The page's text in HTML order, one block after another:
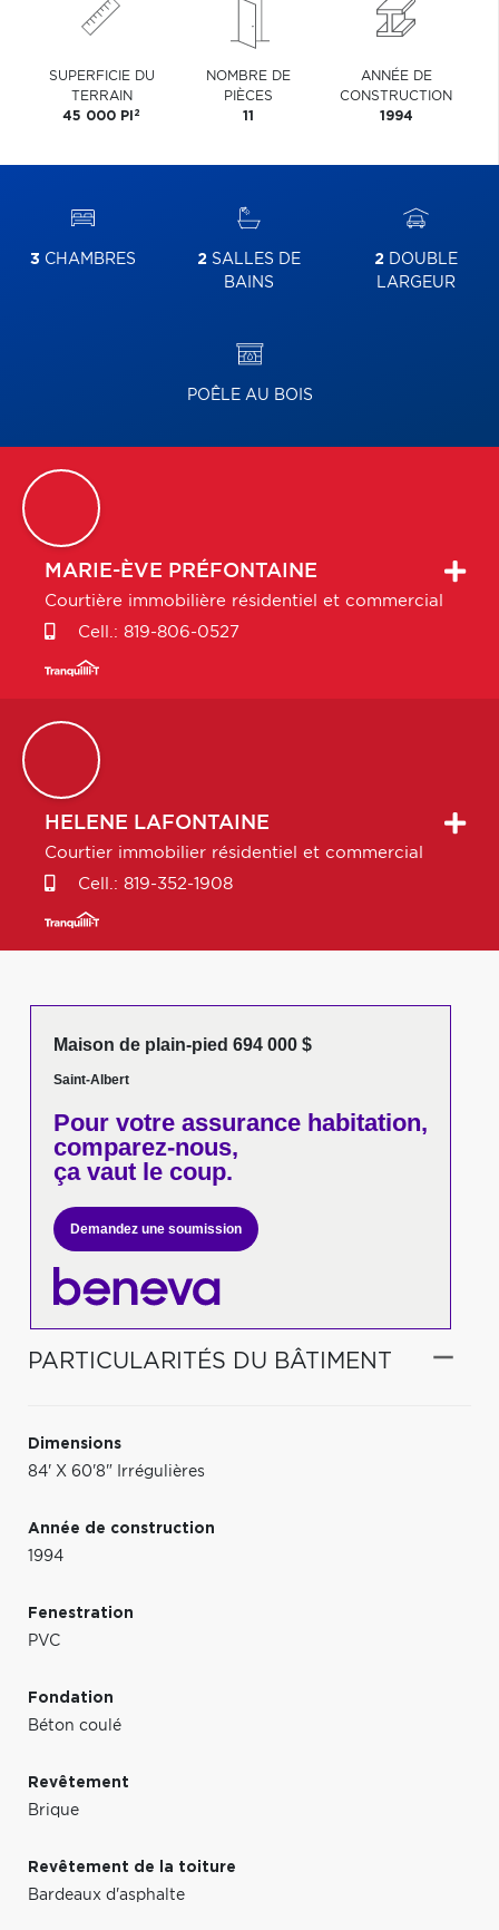
SUPERFICIE DU
TERRAIN
45 000 PI 2
NOMBRE DE
PIÈCES
11
ANNÉE DE
CONSTRUCTION
1994
3 CHAMBRES 2 SALLES DE
BAINS
2DOUBLE
LARGEUR
POÊLE AU BOIS
MARIE-ÈVE PRÉFONTAINE
Courtière immobilière résidentiel et commercial
Cell.: 819-806-0527
HELENE LAFONTAINE
Courtier immobilier résidentiel et commercial
Cell.: 819-352-1908
Maison de plain-pied 694 000 $
Saint-Albert
Pour votreassurance habitation,
comparez-nous,
ça vaut le coup.
Demandez une soumission
PARTICULARITÉS DU BÂTIMENT
Dimensions
84' X 60'8" Irrégulières
Année de construction
1994
Fenestration
PVC
Fondation
Béton coulé
Revêtement
Brique
Revêtement de la toiture
Bardeaux d'asphalte